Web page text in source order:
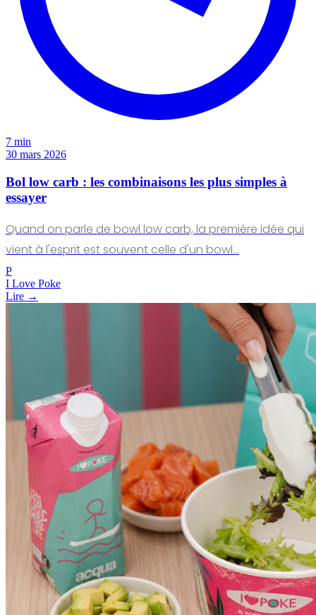
7 min
30 mars 2026
Bol low carb : les combinaisons les plus simples à
essayer
Quand on parle de bowl low carb, la première idée qui
vient à l'esprit est souvent celle d'un bowl…
P
I Love Poke
Lire →